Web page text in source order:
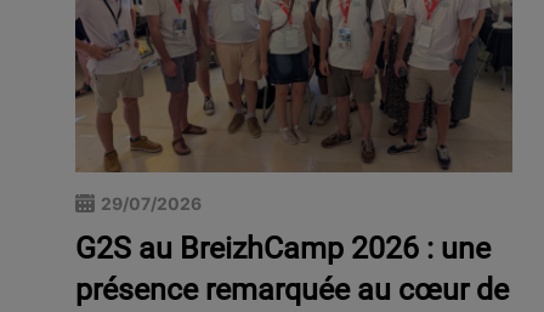
29/07/2026
G2S au BreizhCamp 2026 : une
présence remarquée au cœur de